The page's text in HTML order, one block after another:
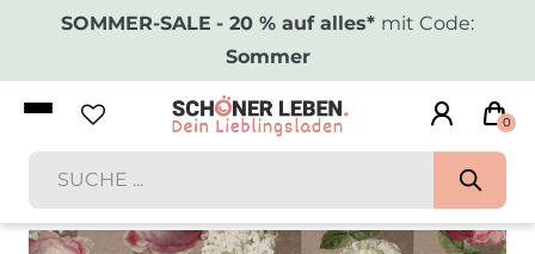
SOMMER-SALE - 20 % auf alles* mit Code:
Sommer
0